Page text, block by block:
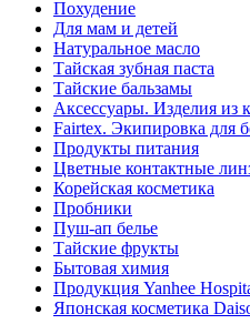
Похудение
Для мам и детей
Натуральное масло
Тайская зубная паста
Тайские бальзамы
Аксессуары. Изделия из
Fairtex. Экипировка для
Продукты питания
Цветные контактные
Корейская косметика
Пробники
Пуш-ап белье
Тайские фрукты
Бытовая химия
Продукция Yanhee
Японская косметика